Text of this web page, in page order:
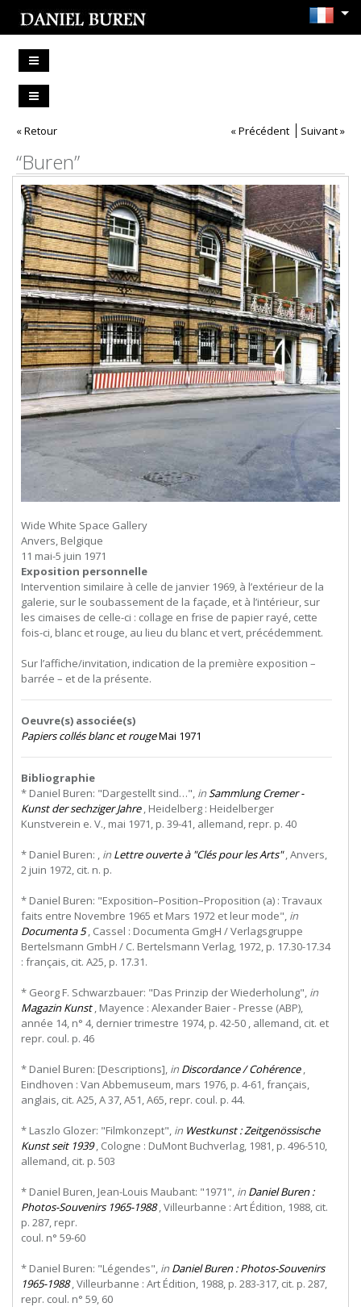
« Retour « Précédent Suivant »
“Buren”
Wide White Space Gallery
Anvers, Belgique
11 mai-5 juin 1971
Exposition personnelle
Intervention similaire à celle de janvier 1969, à l’extérieur de la
galerie, sur le soubassement de la façade, et à l’intérieur, sur
les cimaises de celle-ci : collage en frise de papier rayé, cette
fois-ci, blanc et rouge, au lieu du blanc et vert, précédemment.
Sur l’affiche/invitation, indication de la première exposition –
barrée – et de la présente.
Oeuvre(s) associée(s)
Papiers collés blanc et rougeMai 1971
Bibliographie
* Daniel Buren: "Dargestellt sind…", inSammlung Cremer -
Kunst der sechziger Jahre, Heidelberg : Heidelberger
Kunstverein e. V., mai 1971, p. 39-41, allemand, repr. p. 40
* Daniel Buren: , in Lettre ouverte à "Clés pour les Arts", Anvers,
2 juin 1972, cit. n. p.
* Daniel Buren: "Exposition–Position–Proposition (a) : Travaux
faits entre Novembre 1965 et Mars 1972 et leur mode", in
Documenta 5, Cassel : Documenta GmgH / Verlagsgruppe
Bertelsmann GmbH / C. Bertelsmann Verlag, 1972, p. 17.30-17.34
: français, cit. A25, p. 17.31.
* Georg F. Schwarzbauer: "Das Prinzip der Wiederholung", in
Magazin Kunst, Mayence : Alexander Baier - Presse (ABP),
année 14, n° 4, dernier trimestre 1974, p. 42-50 , allemand, cit. et
repr. coul. p. 46
* Daniel Buren: [Descriptions], in Discordance / Cohérence,
Eindhoven : Van Abbemuseum, mars 1976, p. 4-61, français,
anglais, cit. A25, A 37, A51, A65, repr. coul. p. 44.
* Laszlo Glozer: "Filmkonzept", in Westkunst : Zeitgenössische
Kunst seit 1939, Cologne : DuMont Buchverlag, 1981, p. 496-510,
allemand, cit. p. 503
* Daniel Buren, Jean-Louis Maubant: "1971", in Daniel Buren :
Photos-Souvenirs 1965-1988 ,Villeurbanne : Art Édition, 1988, cit.
p. 287, repr.
coul. n° 59-60
* Daniel Buren: "Légendes", in Daniel Buren : Photos-Souvenirs
1965-1988, Villeurbanne : Art Édition, 1988, p. 283-317, cit. p. 287,
repr. coul. n° 59, 60